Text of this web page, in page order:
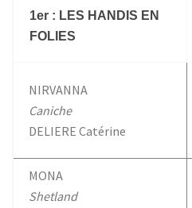
1er : LES HANDIS EN
FOLIES
NIRVANNA
Caniche
DELIERE Catérine
MONA
Shetland